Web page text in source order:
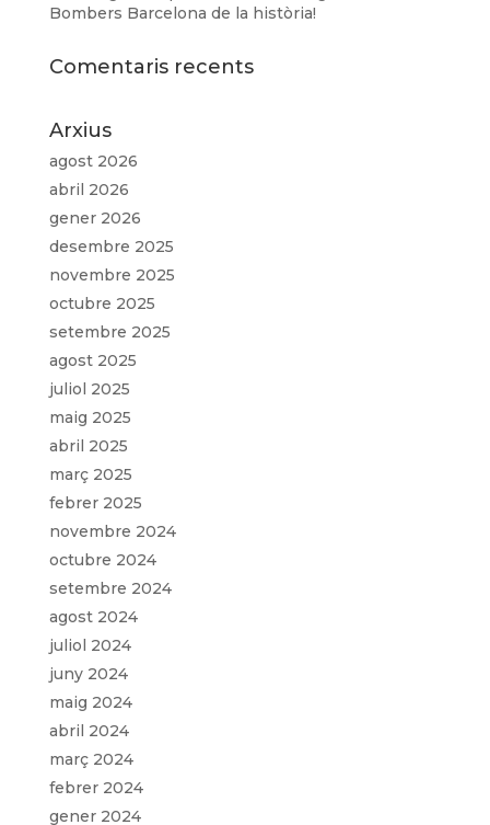
Bombers Barcelona de la història!
Comentaris recents
Arxius
agost 2026
abril 2026
gener 2026
desembre 2025
novembre 2025
octubre 2025
setembre 2025
agost 2025
juliol 2025
maig 2025
abril 2025
març 2025
febrer 2025
novembre 2024
octubre 2024
setembre 2024
agost 2024
juliol 2024
juny 2024
maig 2024
abril 2024
març 2024
febrer 2024
gener 2024